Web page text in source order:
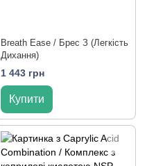
Breath Ease / Брес З (Легкість
Дихання)
1 443 грн
Купити